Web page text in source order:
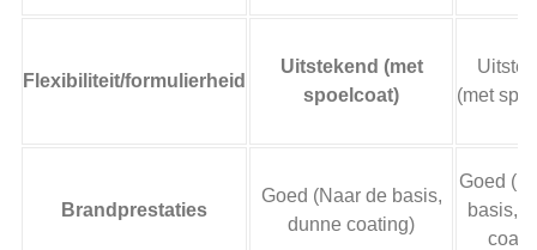
Flexibiliteit/formulierheid
Uitstekend (met
spoelcoat)
(met
Brandprestaties
Goed (Naar de basis,
dunne coating)
Goed
basis,